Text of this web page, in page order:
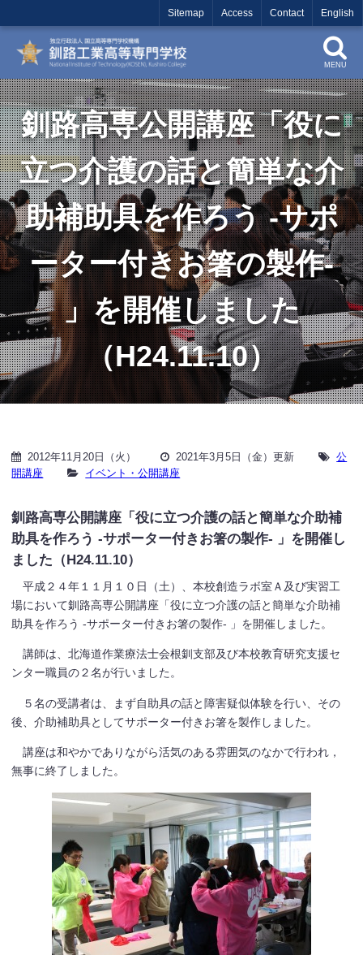
Sitemap Access Contact English
MENU
釧路高専公開講座「役に
立つ介護の話と簡単な介
助補助具を作ろう -サポ
ーター付きお箸の製作-
」を開催しました
（H24.11.10）
2012年11月20日（火） 2021年3月5日（金）更新
公
開講座
イベント・公開講座
釧路高専公開講座「役に立つ介護の話と簡単な介助補
助具を作ろう -サポーター付きお箸の製作- 」を開催し
ました（H24.11.10）
平成２４年１１月１０日（土）、本校創造ラボ室Ａ及び実習工
場において釧路高専公開講座「役に立つ介護の話と簡単な介助補
助具を作ろう -サポーター付きお箸の製作- 」を開催しました。
講師は、北海道作業療法士会根釧支部及び本校教育研究支援セ
ンター職員の２名が行いました。
５名の受講者は、まず自助具の話と障害疑似体験を行い、その
後、介助補助具としてサポーター付きお箸を製作しました。
講座は和やかでありながら活気のある雰囲気のなかで行われ，
無事に終了しました。